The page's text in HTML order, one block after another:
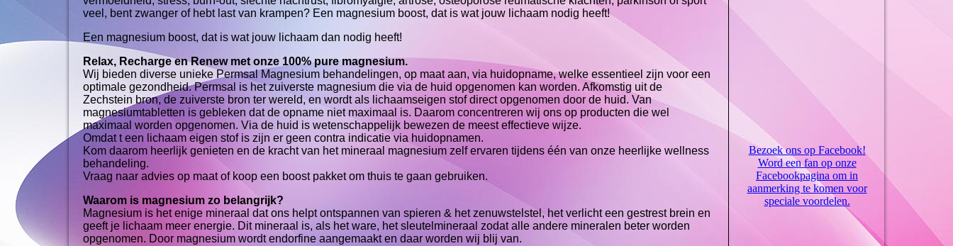
veel, bent zwanger of hebt last van krampen? Een magnesium boost, dat is wat jouw lichaam nodig heeft!
Een magnesium boost, dat is wat jouw lichaam dan nodig heeft!
Relax, Recharge en Renew met onze 100% pure magnesium.
Wij bieden diverse unieke Permsal Magnesium behandelingen, op maat aan, via huidopname, welke essentieel zijn voor een
optimale gezondheid. Permsal is het zuiverste magnesium die via de huid opgenomen kan worden. Afkomstig uit de
Zechstein bron, de zuiverste bron ter wereld, en wordt als lichaamseigen stof direct opgenomen door de huid. Van
magnesiumtabletten is gebleken dat de opname niet maximaal is. Daarom concentreren wij ons op producten die wel
maximaal worden opgenomen. Via de huid is wetenschappelijk bewezen de meest effectieve wijze.
Omdat t een lichaam eigen stof is zijn er geen contra indicatie via huidopnamen.
Kom daarom heerlijk genieten en de kracht van het mineraal magnesium zelf ervaren tijdens één van onze heerlijke wellness
behandeling.
Vraag naar advies op maat of koop een boost pakket om thuis te gaan gebruiken.
Waarom is magnesium zo belangrijk?
Magnesium is het enige mineraal dat ons helpt ontspannen van spieren & het zenuwstelstel, het verlicht een gestrest brein en
geeft je lichaam meer energie. Dit mineraal is, als het ware, het sleutelmineraal zodat alle andere mineralen beter worden
opgenomen. Door magnesium wordt endorfine aangemaakt en daar worden wij blij van.
Bezoek ons op Facebook!
Word een fan op onze
Facebookpagina om in
aanmerking te komen voor
speciale voordelen.